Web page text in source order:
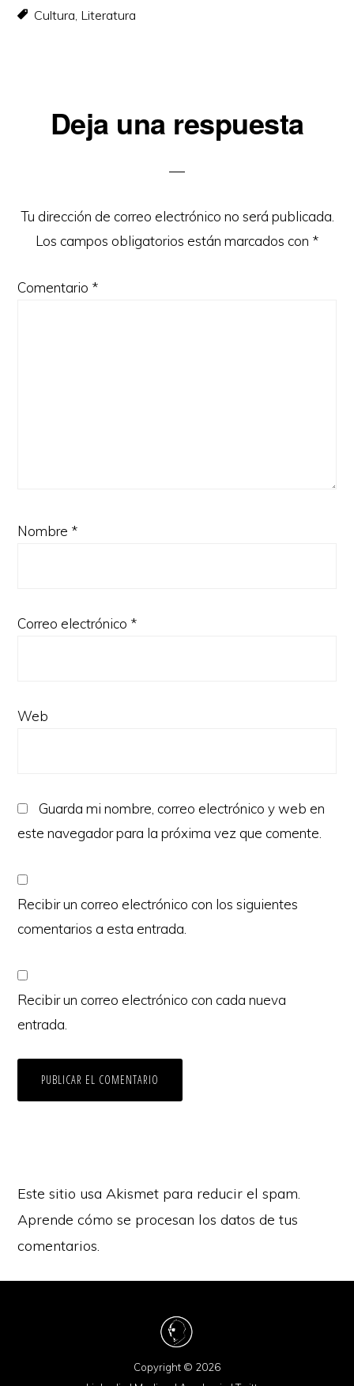
Cultura, Literatura
Interacciones
lectores
Deja una respuesta
Tu dirección de correo electrónico no será publicada.
Los campos obligatorios están marcados con *
Comentario *
Nombre *
Correo electrónico *
Web
Guarda mi nombre, correo electrónico y web en
este navegador para la próxima vez que comente.
Recibir un correo electrónico con los siguientes
comentarios a esta entrada.
Recibir un correo electrónico con cada nueva
entrada.
Este sitio usa Akismet para reducir el spam.
Aprende cómo se procesan los datos de tus
comentarios.
Copyright © 2026